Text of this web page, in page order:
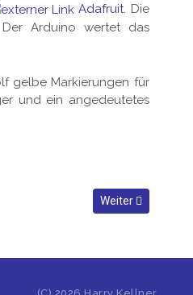
Adafruit. Die
Der Arduino wertet das
gelbe Markierungen für
und ein angedeutetes
Nächster Beitrag:
Weiter